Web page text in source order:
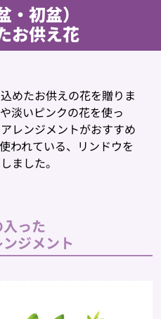
・初盆）
お供え花
めたお供えの花を贈りま
淡いピンクの花を使っ
レンジメントがおすすめ
われている、リンドウを
ました。
った
ジメント